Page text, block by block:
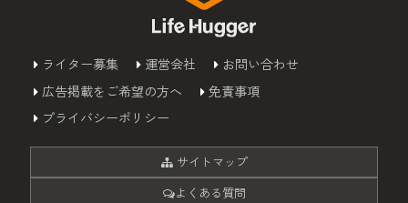
ライター募集 運営会社
お問い合わせ
広告掲載をご希望の方へ
免責事項
プライバシーポリシー
サイトマップ
よくある質問